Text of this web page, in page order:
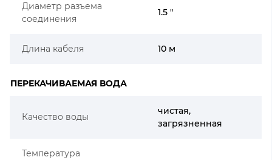
Диаметр разъема
соединения
1.5 "
Длина кабеля 10 м
ПЕРЕКАЧИВАЕМАЯ ВОДА
Качество воды
чистая,
загрязненная
Температура